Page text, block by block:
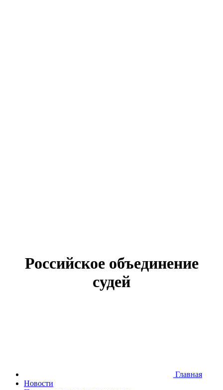
Российское объединение
судей
Главная
Новости